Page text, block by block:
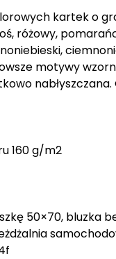
kartek o
różowy,
motywy
160 g/m2
50×70, bluzka